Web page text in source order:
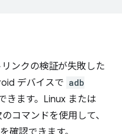
ンクの検証が失敗した
デバイスで adb
きます。Linux または
コマンドを使用して、